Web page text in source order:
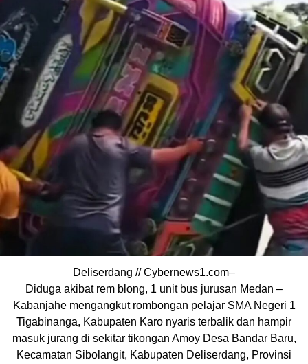
Deliserdang // Cybernews1.com–
Diduga akibat rem blong, 1 unit bus jurusan Medan –
Kabanjahe mengangkut rombongan pelajar SMA Negeri 1
Tigabinanga, Kabupaten Karo nyaris terbalik dan hampir
masuk jurang di sekitar tikongan Amoy Desa Bandar Baru,
Kecamatan Sibolangit, Kabupaten Deliserdang, Provinsi